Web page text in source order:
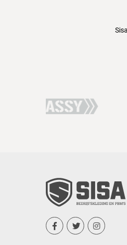
48
  